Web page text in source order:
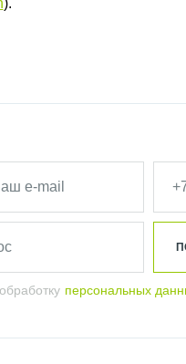
персональных